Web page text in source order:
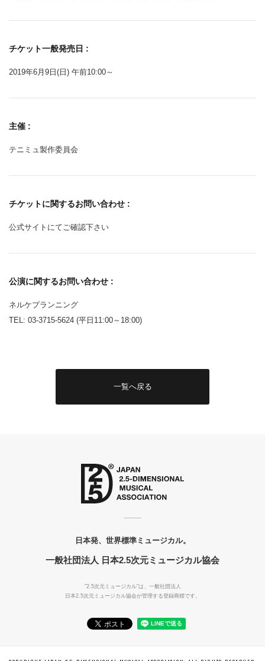
チケット一般発売日 :
2019年6月9日(日) 午前10:00～
主催 :
テニミュ製作委員会
チケットに関するお問い合わせ :
公式サイトにてご確認下さい
公演に関するお問い合わせ :
ネルケプランニング
TEL: 03-3715-5624 (平日11:00～18:00)
一覧へ戻る
日本発、世界標準ミュージカル。
一般社団法人 日本2.5次元ミュージカル協会
"2.5次元ミュージカル"は、一般社団法人
日本2.5次元ミュージカル協会が管理する登録商標です。